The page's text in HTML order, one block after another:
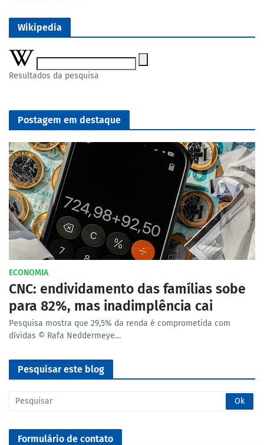
Wikipedia
Resultados da pesquisa
Postagem em destaque
ECONOMIA
CNC: endividamento das famílias sobe
para 82%, mas inadimplência cai
Pesquisa mostra que 29,5% da renda é comprometida com
dívidas © Rafa Neddermeye…
Pesquisar este blog
Formulário de contato